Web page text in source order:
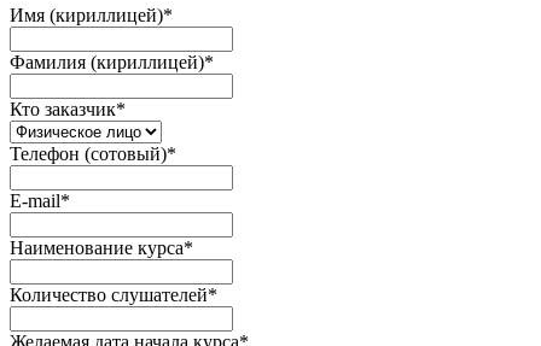
Имя (кириллицей)*
Фамилия (кириллицей)*
Кто заказчик*
Телефон (сотовый)*
E-mail*
Наименование курса*
Количество слушателей*
Желаемая дата начала курса*